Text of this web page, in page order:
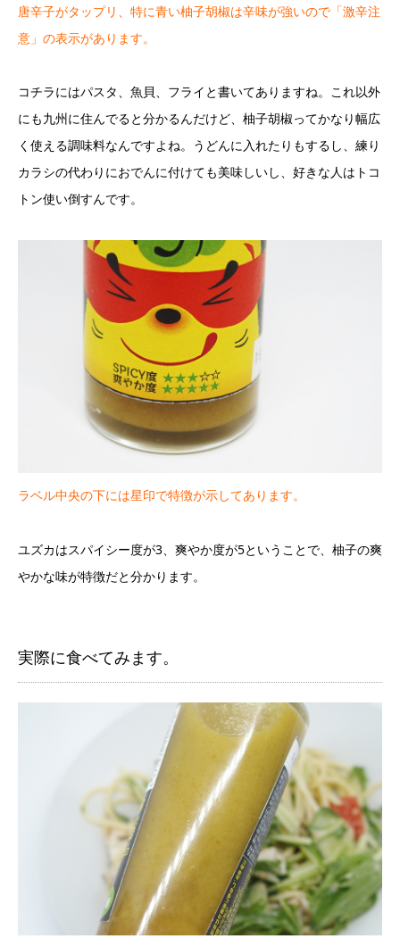
唐辛子がタップリ、特に青い柚子胡椒は辛味が強いので「激辛注
意」の表示があります。
コチラにはパスタ、魚貝、フライと書いてありますね。これ以外
にも九州に住んでると分かるんだけど、柚子胡椒ってかなり幅広
く使える調味料なんですよね。うどんに入れたりもするし、練り
カラシの代わりにおでんに付けても美味しいし、好きな人はトコ
トン使い倒すんです。
ラベル中央の下には星印で特徴が示してあります。
ユズカはスパイシー度が3、爽やか度が5ということで、柚子の爽
やかな味が特徴だと分かります。
実際に食べてみます。